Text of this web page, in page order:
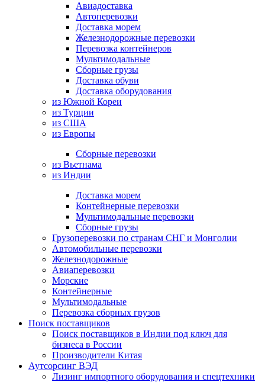
Авиадоставка
Автоперевозки
Доставка морем
Железнодорожные перевозки
Перевозка контейнеров
Мультимодальные
Сборные грузы
Доставка обуви
Доставка оборудования
из Южной Кореи
из Турции
из США
из Европы
Сборные перевозки
из Вьетнама
из Индии
Доставка морем
Контейнерные перевозки
Мультимодальные перевозки
Сборные грузы
Грузоперевозки по странам СНГ и Монголии
Автомобильные перевозки
Железнодорожные
Авиаперевозки
Морские
Контейнерные
Мультимодальные
Перевозка сборных грузов
Поиск поставщиков
Поиск поставщиков в Индии под ключ для
бизнеса в России
Производители Китая
Аутсорсинг ВЭД
Лизинг импортного оборудования и спецтехники